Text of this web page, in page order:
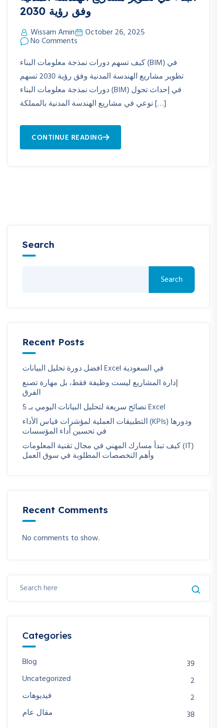
وفق رؤية 2030
Wissam Amin October 26, 2025
No Comments
كيف تسهم دورات نمذجة معلومات البناء (BIM) في
تطوير مشاريع الهندسة المدنية وفق رؤية 2030 تسهم
دورات نمذجة معلومات البناء (BIM) في إحداث تحول
نوعي في مشاريع الهندسة المدنية بالمملكة […]
CONTINUE READING
Search
Search
Recent Posts
افضل دورة تحليل البيانات Excel في السعودية
إدارة المشاريع ليست وظيفة فقط، بل مهارة تصنع
الفرق
5 نصائح سريعة لتحليل البيانات اليومي بـ Excel
التطبيقات العملية لمؤشرات قياس الأداء (KPIs) ودورها
في تحسين أداء المؤسسات
كيف تبدأ مسارك المهني في مجال تقنية المعلومات (IT)
وأهم التخصصات المطلوبة في سوق العمل
Recent Comments
No comments to show.
Categories
Blog
39
Uncategorized
2
فيديوهات
2
مقال عام
38